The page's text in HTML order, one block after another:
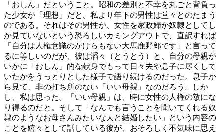
「おしん」だということ。昭和の差別と不幸を丸ごと背負っ
た少女が「理想」だと、私より年下の男性は堂々とのたまう
のである。それはその男性が、女性を家政婦か奴隷としてし
か見ていないという恐ろしいカミングアウトで、直訳すれば
「自分は人権意識のかけらもない大馬鹿野郎です」と言って
るに等しいのだが、彼は滔々（とうとう）と、自分の母親が
いかに「おしん」的な献身でもって日々夫や息子に尽くして
いたかをうっとりとした様子で語り続けるのだった。息子か
ら見て、非の打ち所のない「いい母親」なのだろう。しか
し、私は思った。「いい母親」は、時に女性の人権の敵にな
り得るのだと。そして「なんでも言うことを聞いてくれる奴
隷のようなお母さんみたいな人と結婚したい」という内容の
ことを嬉々として話している彼が、おそろしく不気味に思え